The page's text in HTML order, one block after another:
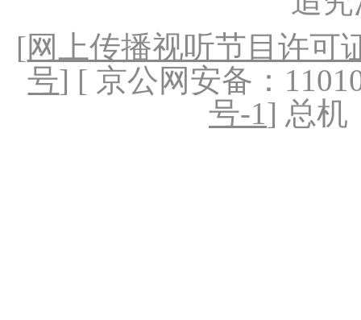
[网上传播视听节目许可
号] [ 京公网安备：
号-1] 总机